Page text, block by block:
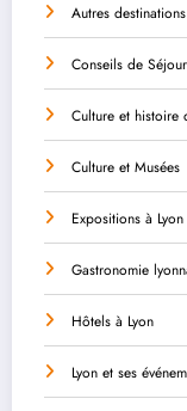
Autres destinations
Conseils de Séjour
Culture et histoire
Culture et Musées
Expositions à Lyon
Gastronomie
Hôtels à Lyon
Lyon et ses